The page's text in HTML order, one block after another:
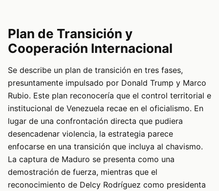
Plan de Transición y
Cooperación Internacional
Se describe un plan de transición en tres fases,
presuntamente impulsado por Donald Trump y Marco
Rubio. Este plan reconocería que el control territorial e
institucional de Venezuela recae en el oficialismo. En
lugar de una confrontación directa que pudiera
desencadenar violencia, la estrategia parece
enfocarse en una transición que incluya al chavismo.
La captura de Maduro se presenta como una
demostración de fuerza, mientras que el
reconocimiento de Delcy Rodríguez como presidenta